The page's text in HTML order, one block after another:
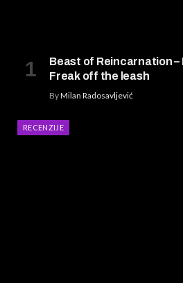
Beast of Reincarnation –
Freak off the leash
ByMilan Radosavljević
RECENZIJE